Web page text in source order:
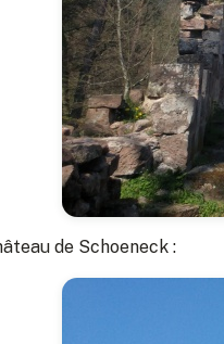
de Schoeneck :